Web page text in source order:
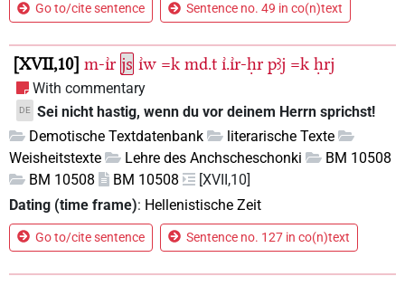
Go to/cite sentence Sentence no. 49 in co(n)text
XVII,10 m-ı͗r js ı͗w =k md.t ı͗.ı͗r-ḥr pꜣj =k ḥrj
With commentary
DE Sei nicht hastig, wenn du vor deinem Herrn sprichst!
Demotische Textdatenbank
literarische Texte
Weisheitstexte
Lehre des Anchscheschonki
BM 10508
BM 10508
BM 10508
[XVII,10]
Dating (time frame): Hellenistische Zeit
Go to/cite sentence Sentence no. 127 in co(n)text